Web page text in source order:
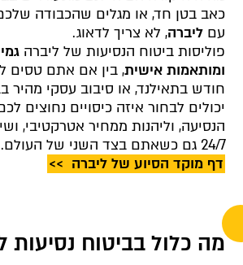
כאב בטן חד, או מגלים שהכבודה
עםליברה, לא צריך לדאוג.
פוליסות ביטוח הנסיעות של ליברה
ומותאמות אישית, בין אם אתם טסים
חודש בתאילנד, או סיבוב עסקי מהיר
יכולים לבחור איזה כיסויים נחוצים
הנסיעה, וליהנות ממחיר אטרקטיבי,
24/7 גם כשאתם בצד השני של העולם
.
דף מוקד הסיוע של ליברה >>
מה כלול בביטוח נסיעות